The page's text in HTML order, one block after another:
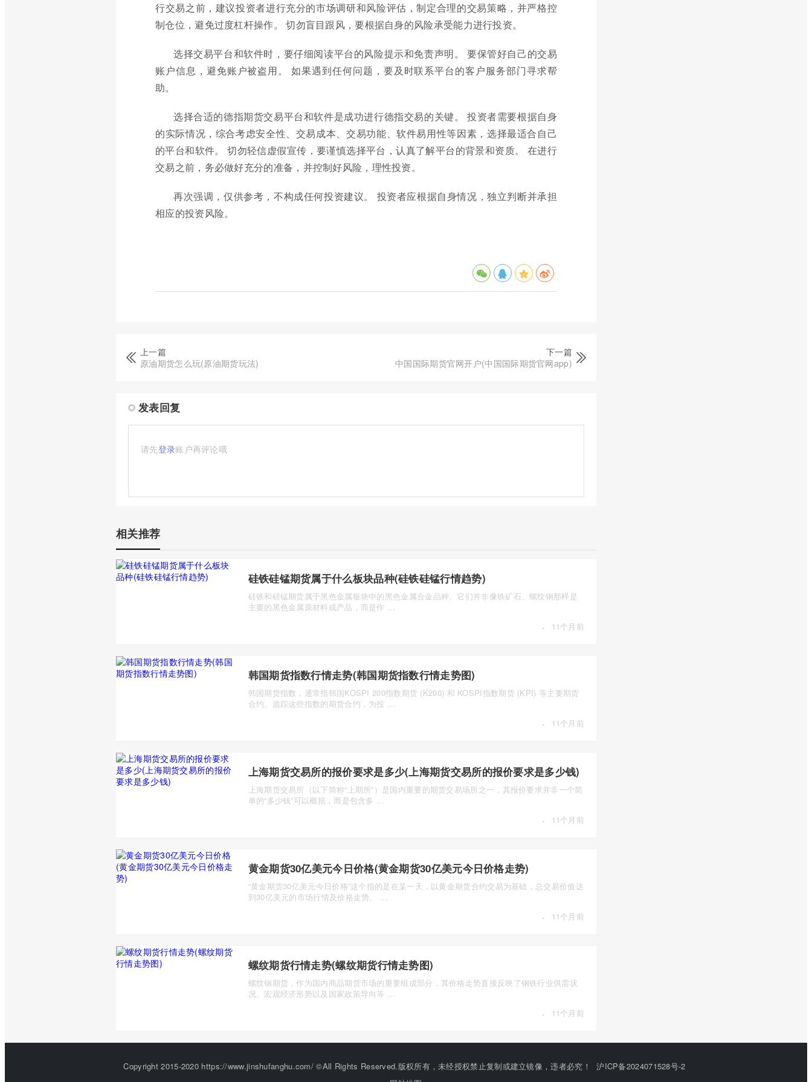
行交易之前，建议投资者进行充分的市场调研和风险评估，制定合理的交易策略，并严格控
制仓位，避免过度杠杆操作。 切勿盲目跟风，要根据自身的风险承受能力进行投资。
选择交易平台和软件时，要仔细阅读平台的风险提示和免责声明。 要保管好自己的交易
账户信息，避免账户被盗用。 如果遇到任何问题，要及时联系平台的客户服务部门寻求帮
助。
选择合适的德指期货交易平台和软件是成功进行德指交易的关键。 投资者需要根据自身
的实际情况，综合考虑安全性、交易成本、交易功能、软件易用性等因素，选择最适合自己
的平台和软件。 切勿轻信虚假宣传，要谨慎选择平台，认真了解平台的背景和资质。 在进行
交易之前，务必做好充分的准备，并控制好风险，理性投资。
再次强调，仅供参考，不构成任何投资建议。 投资者应根据自身情况，独立判断并承担
相应的投资风险。
上一篇
原油期货怎么玩(原油期货玩法)
下一篇
中国国际期货官网开户(中国国际期货官网app)
发表回复
请先登录账户再评论哦
相关推荐
硅铁硅锰期货属于什么板块品种(硅铁硅锰行情趋势)
硅铁和硅锰期货属于黑色金属板块中的黑色金属合金品种。它们并非像铁矿石、螺纹钢那样是
主要的黑色金属原材料或产品，而是作 ...
· 11个月前
韩国期货指数行情走势(韩国期货指数行情走势图)
韩国期货指数，通常指韩国KOSPI 200指数期货 (K200) 和 KOSPI指数期货 (KPI) 等主要期货
合约。追踪这些指数的期货合约，为投 ...
· 11个月前
上海期货交易所的报价要求是多少(上海期货交易所的报价要求是多少钱)
上海期货交易所（以下简称“上期所”）是国内重要的期货交易场所之一，其报价要求并非一个简
单的“多少钱”可以概括，而是包含多 ...
· 11个月前
黄金期货30亿美元今日价格(黄金期货30亿美元今日价格走势)
“黄金期货30亿美元今日价格”这个指的是在某一天，以黄金期货合约交易为基础，总交易价值达
到30亿美元的市场行情及价格走势。 ...
· 11个月前
螺纹期货行情走势(螺纹期货行情走势图)
螺纹钢期货，作为国内商品期货市场的重要组成部分，其价格走势直接反映了钢铁行业供需状
况、宏观经济形势以及国家政策导向等 ...
· 11个月前
Copyright 2015-2020 https://www.jinshufanghu.com/ ©All Rights Reserved.版权所有，未经授权禁止复制或建立镜像，违者必究！
沪ICP备2024071528号-2